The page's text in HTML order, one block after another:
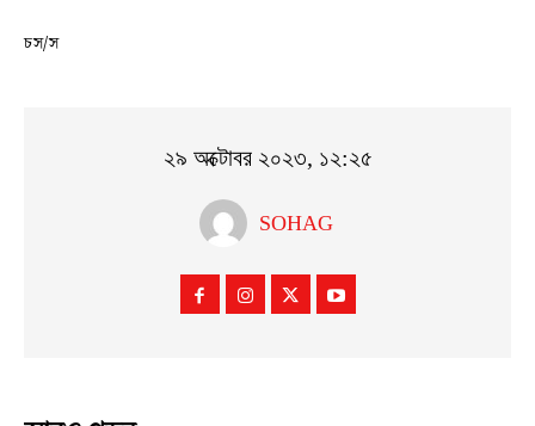
চস/স
২৯ অক্টোবর ২০২৩, ১২:২৫
SOHAG